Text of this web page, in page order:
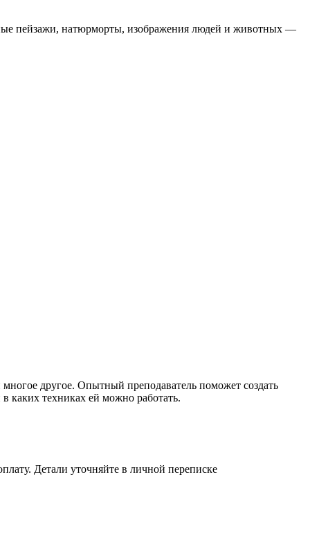
пейзажи, натюрморты, изображения людей и животных —
другое. Опытный преподаватель поможет создать
каких техниках ей можно работать.
Детали уточняйте в личной переписке